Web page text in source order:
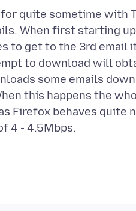
for quite sometime with
When first starting
to get to the 3rd email
to download will
some emails
this happens the
Firefox behaves quite